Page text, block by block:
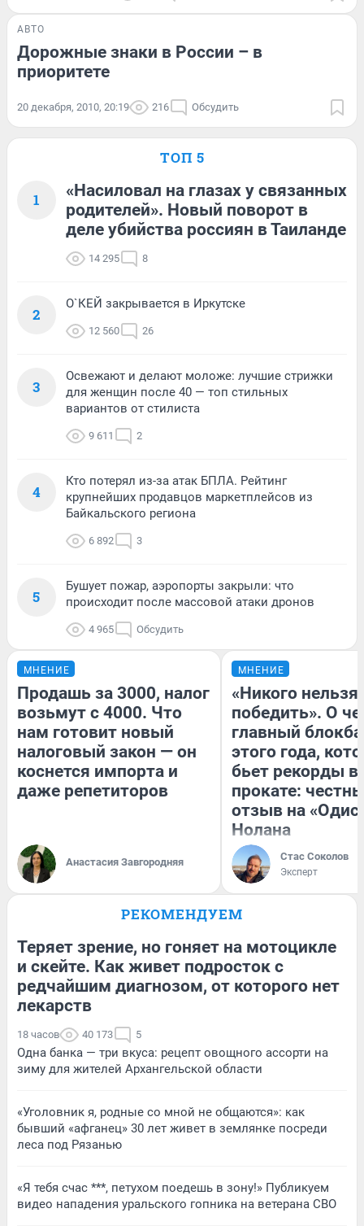
АВТО
Дорожные знаки в России – в
приоритете
20 декабря, 2010, 20:19 216 Обсудить
ТОП 5
1
«Насиловал на глазах у связанных
родителей». Новый поворот в
деле убийства россиян в Таиланде
14 295 8
2
О`КЕЙ закрывается в Иркутске
12 560 26
3
Освежают и делают моложе: лучшие стрижки
для женщин после 40 — топ стильных
вариантов от стилиста
9 611 2
4
Кто потерял из-за атак БПЛА. Рейтинг
крупнейших продавцов маркетплейсов из
Байкальского региона
6 892 3
5
Бушует пожар, аэропорты закрыли: что
происходит после массовой атаки дронов
4 965 Обсудить
МНЕНИЕ
Продашь за 3000, налог
возьмут с 4000. Что
нам готовит новый
налоговый закон — он
коснется импорта и
даже репетиторов
Анастасия Завгородняя
МНЕНИЕ
«Никого нельзя
победить». О
главный
этого года,
бьет рекорды в
прокате:
отзыв на
Нолана
Стас Соколов
Эксперт
РЕКОМЕНДУЕМ
Теряет зрение, но гоняет на мотоцикле
и скейте. Как живет подросток с
редчайшим диагнозом, от которого нет
лекарств
18 часов 40 173 5
Одна банка — три вкуса: рецепт овощного ассорти на
зиму для жителей Архангельской области
«Уголовник я, родные со мной не общаются»: как
бывший «афганец» 30 лет живет в землянке посреди
леса под Рязанью
«Я тебя счас ***, петухом поедешь в зону!» Публикуем
видео нападения уральского гопника на ветерана СВО